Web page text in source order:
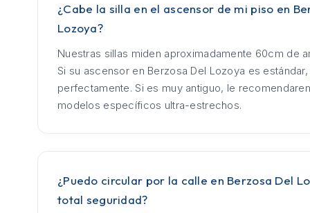
¿Cabe la silla en el ascensor de mi piso en
Lozoya?
Nuestras sillas miden aproximadamente 60cm de
Si su ascensor en Berzosa Del Lozoya es
perfectamente. Si es muy antiguo, le
modelos específicos ultra-estrechos.
¿Puedo circular por la calle en Berzosa Del
total seguridad?